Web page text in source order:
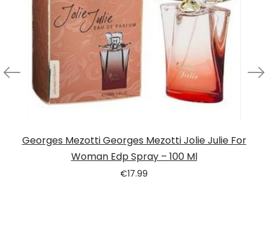
Georges Mezotti Georges Mezotti Jolie Julie For
Woman Edp Spray – 100 Ml
€17.99